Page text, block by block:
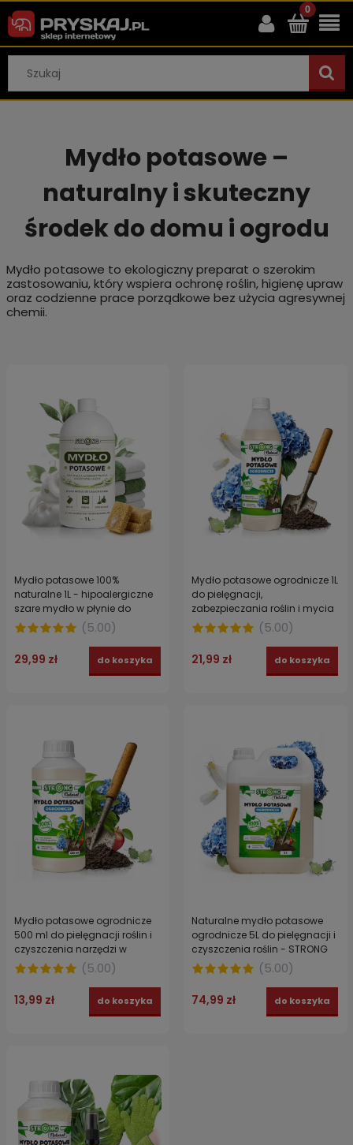
Mydło potasowe –
naturalny i skuteczny
środek do domu i ogrodu
Mydło potasowe to ekologiczny preparat o szerokim
zastosowaniu, który wspiera ochronę roślin, higienę upraw
oraz codzienne prace porządkowe bez użycia agresywnej
chemii.
Mydło potasowe 100%
naturalne 1L - hipoalergiczne
szare mydło w płynie do
mycia, prania i sprzątania
STRONG
(5.00)
29,99 zł do koszyka
Mydło potasowe ogrodnicze 1L
do pielęgnacji,
zabezpieczania roślin i mycia
narzędzi – STRONG NATURAL
(5.00)
21,99 zł do koszyka
Mydło potasowe ogrodnicze
500 ml do pielęgnacji roślin i
czyszczenia narzędzi w
ogrodzie - STRONG NATURAL
(5.00)
13,99 zł do koszyka
Naturalne mydło potasowe
ogrodnicze 5L do pielęgnacji i
czyszczenia roślin - STRONG
NATURAL
(5.00)
74,99 zł do koszyka